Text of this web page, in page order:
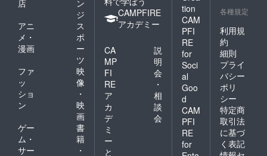
店
ン
ジ
アニ
メ・
漫画
ス
ポ
ー
ツ
ファ
ッ
ショ
ン
映
像
・
映
画
ゲー
ム・
サー
書
籍
・
CAMPFIRE
アカデミー
CA
MP
FI
RE
ア
カ
デ
ミ
ー
と
説
明
会
・
相
談
会
tion
CAM
PFI
RE
for
Soci
al
Goo
d
CAM
PFI
RE
for
各種規定
利用規
約
細則
プライ
バシー
ポリ
シー
特定商
取引法
に基づ
く表記